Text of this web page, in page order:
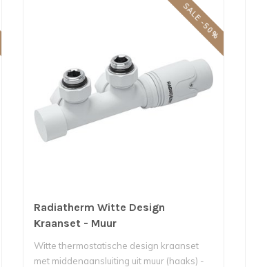
SALE -50%
Radiatherm Witte Design
Kraanset - Muur
Witte thermostatische design kraanset
met middenaansluiting uit muur (haaks) -